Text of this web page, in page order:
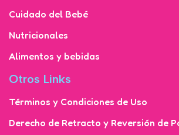
Cuidado del Bebé
Nutricionales
Alimentos y bebidas
Otros Links
Términos y Condiciones de Uso
Derecho de Retracto y Reversión de